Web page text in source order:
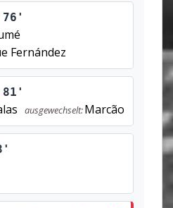
76'
Fernández
81'
ausgewechselt:Marcão